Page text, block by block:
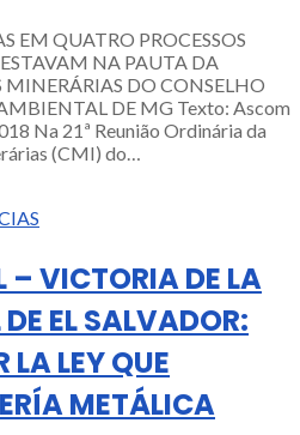
EM QUATRO PROCESSOS
NA PAUTA DA
DO CONSELHO
DE MG Texto: Ascom
Na 21ª Reunião Ordinária da
(CMI) do…
– VICTORIA DE LA
EL SALVADOR:
LA LEY QUE
METÁLICA